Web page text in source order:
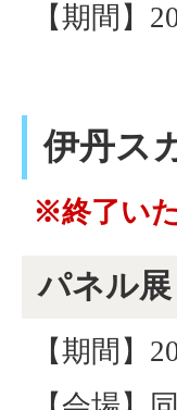
【期間】
伊丹ス
※終了い
パネル展
【期間】